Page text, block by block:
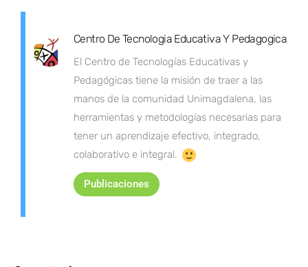
Centro De Tecnologia Educativa Y Pedagogica
El Centro de Tecnologías Educativas y
Pedagógicas tiene la misión de traer a las
manos de la comunidad Unimagdalena, las
herramientas y metodologías necesarias para
tener un aprendizaje efectivo, integrado,
colaborativo e integral.
Publicaciones